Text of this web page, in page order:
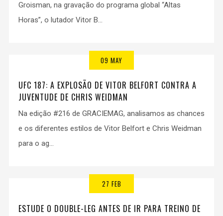
Groisman, na gravação do programa global “Altas
Horas”, o lutador Vitor B...
09 MAY
UFC 187: A EXPLOSÃO DE VITOR BELFORT CONTRA A
JUVENTUDE DE CHRIS WEIDMAN
Na edição #216 de GRACIEMAG, analisamos as chances
e os diferentes estilos de Vitor Belfort e Chris Weidman
para o ag...
27 FEB
ESTUDE O DOUBLE-LEG ANTES DE IR PARA TREINO DE